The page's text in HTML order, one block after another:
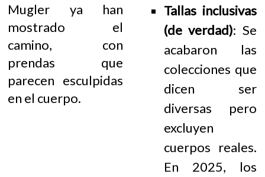
Mugler ya han
mostrado el
camino, con
prendas que
parecen esculpidas
en el cuerpo.
Tallas inclusivas
(de verdad): Se
acabaron las
colecciones que
dicen ser
diversas pero
excluyen
cuerpos reales.
En 2025, los